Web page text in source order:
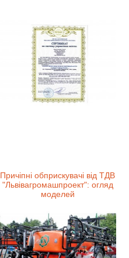
Причіпні обприскувачі від ТДВ
"Львівагромашпроект": огляд
моделей